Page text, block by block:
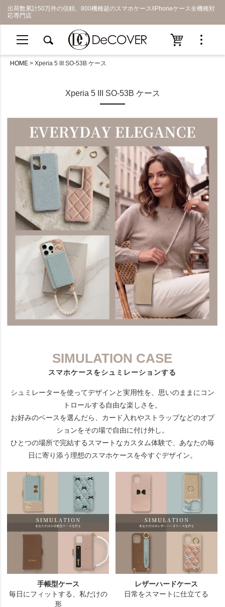
出荷数累計50万件の信頼。800機種超のスマホケース/iPhoneケース全機種対
応専門店
HOME Xperia 5 III SO-53B ケース
Xperia 5 III SO-53B ケース